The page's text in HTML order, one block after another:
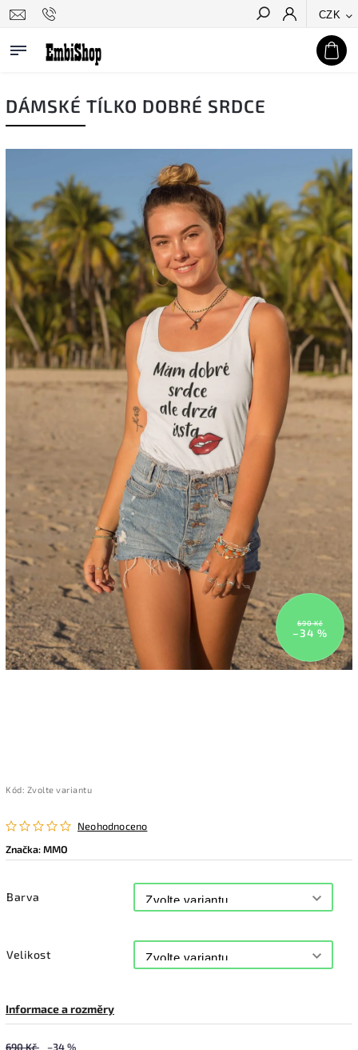
CZK
Hledat
DÁMSKÉ TÍLKO DOBRÉ SRDCE
690 Kč
–34 %
Kód: Zvolte variantu
Neohodnoceno
Značka:MMO
Barva
Velikost
Informace a rozměry
690 Kč –34 %